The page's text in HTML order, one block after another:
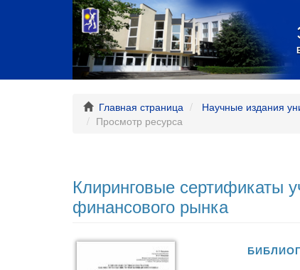
Главная страница Научные издания
Просмотр ресурса
Клиринговые сертификаты
финансового рынка